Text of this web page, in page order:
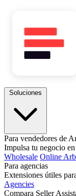
Para vendedores de
Impulsa tu negocio
Wholesale Online
Para agencias
Extensiones útiles
Agencies
Compara Seller